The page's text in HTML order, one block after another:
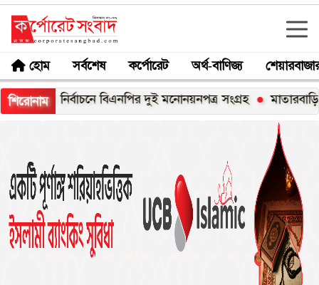
হোম সর্বশেষ কর্পোরেট অর্থ-বাণিজ্য
শিরোনাম
নির্বাচনে বিএনপির দুই মনোনয়নপত্র সংগ্রহ মাতারবাড়ি পৌঁছেছেন